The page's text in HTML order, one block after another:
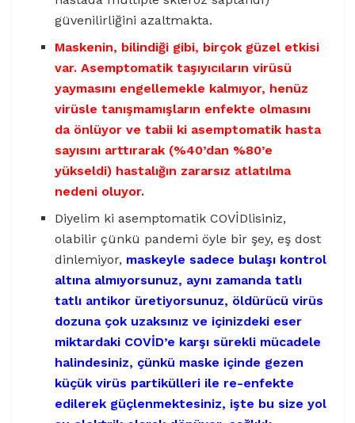
güvenilirliğini azaltmakta.
Maskenin, bilindiği gibi, birçok güzel etkisi
var. Asemptomatik taşıyıcıların virüsü
yaymasını engellemekle kalmıyor, henüz
virüsle tanışmamışların enfekte olmasını
da önlüyor ve tabii ki asemptomatik hasta
sayısını arttırarak (%40’dan %80’e
yükseldi) hastalığın zararsız atlatılma
nedeni oluyor.
Diyelim ki asemptomatik COVİDlisiniz,
olabilir çünkü pandemi öyle bir şey, eş dost
dinlemiyor, maskeyle sadece bulaşı kontrol
altına almıyorsunuz, aynı zamanda tatlı
tatlı antikor üretiyorsunuz, öldürücü virüs
dozuna çok uzaksınız ve içinizdeki eser
miktardaki COVİD’e karşı sürekli mücadele
halindesiniz, çünkü maske içinde gezen
küçük virüs partikülleri ile re-enfekte
edilerek güçlenmektesiniz, işte bu size yol